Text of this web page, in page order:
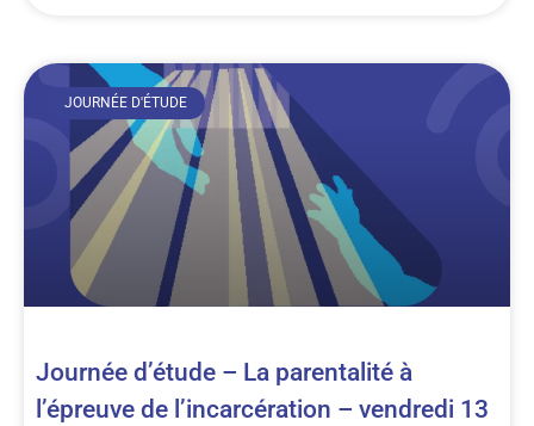
JOURNÉE D'ÉTUDE
Journée d’étude – La parentalité à
l’épreuve de l’incarcération – vendredi 13